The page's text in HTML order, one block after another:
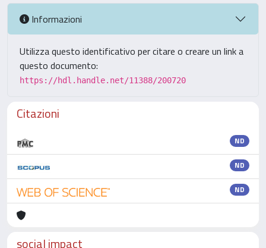
Informazioni
Utilizza questo identificativo per citare o creare un link a
questo documento:
https://hdl.handle.net/11388/200720
Citazioni
ND
ND
ND
social impact